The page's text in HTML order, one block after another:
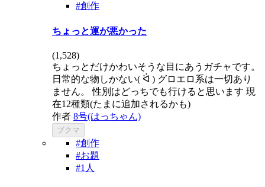
#創作
ちょっと運が悪かった
(1,528)
ちょっとだけかわいそうな目にあうガチャです。
日常的な物しかない( ᐛ ) グロエロ系は一切あり
ません。 性別はどっちでも行けると思います 現
在12種類(たまに追加されるかも)
作者 8号(はっちゃん)
ブクマ
#創作
#お題
#1人